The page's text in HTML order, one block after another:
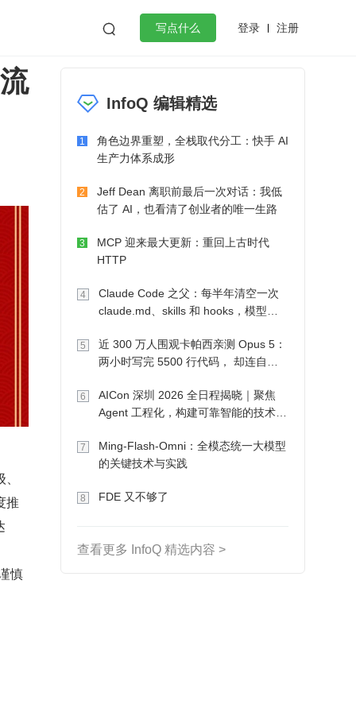
 写点什么 登录 注册
工作
微服务架构 flutter
推
慎
InfoQ 编辑精选
1
角色边界重塑，全栈取代分工：快手 AI
生产力体系成形
2
Jeff Dean 离职前最后一次对话：我低
估了 AI，也看清了创业者的唯一生路
3
MCP 迎来最大更新：重回上古时代
HTTP
4
Claude Code 之父：每半年清空一次
claude.md、skills 和 hooks，模型自
5
近 300 万人围观卡帕西亲测 Opus 5：
两小时写完 5500 行代码， 却连自己
6
AICon 深圳 2026 全日程揭晓｜聚焦
Agent 工程化，构建可靠智能的技术路
7
Ming-Flash-Omni：全模态统一大模型
的关键技术与实践
8 FDE 又不够了
查看更多 InfoQ 精选内容 >